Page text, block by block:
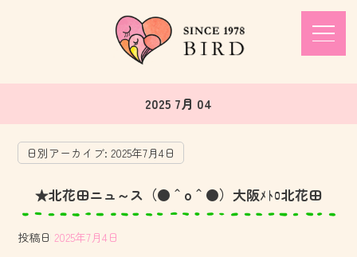
2025 7月 04
日別アーカイブ:2025年7月4日
★北花田ニュ～ス（●＾o＾●）大阪ﾒﾄﾛ北花田
投稿日 2025年7月4日